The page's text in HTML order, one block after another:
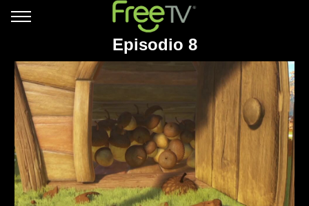
Episodio 8